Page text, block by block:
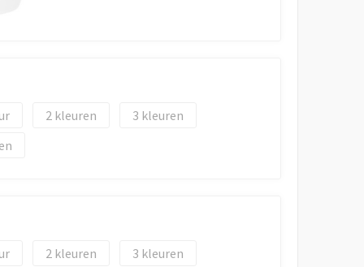
2 3
2 3